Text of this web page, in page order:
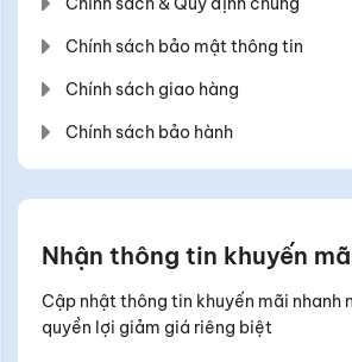
Chính sách bảo mật thông tin
Chính sách giao hàng
Chính sách bảo hành
Nhận thông tin khuyến
Cập nhật thông tin khuyến mãi nhanh
quyền lợi giảm giá riêng biệt